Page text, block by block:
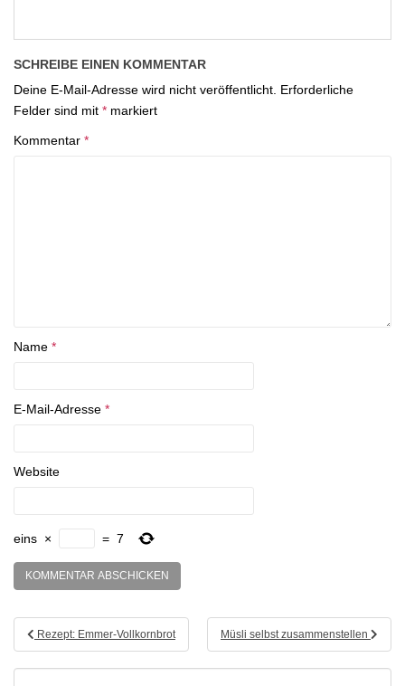
SCHREIBE EINEN KOMMENTAR
Deine E-Mail-Adresse wird nicht veröffentlicht. Erforderliche
Felder sind mit * markiert
Kommentar *
Name *
E-Mail-Adresse *
Website
eins × = 7
Beitragsnavigation
Rezept: Emmer-Vollkornbrot Müsli selbst zusammenstellen